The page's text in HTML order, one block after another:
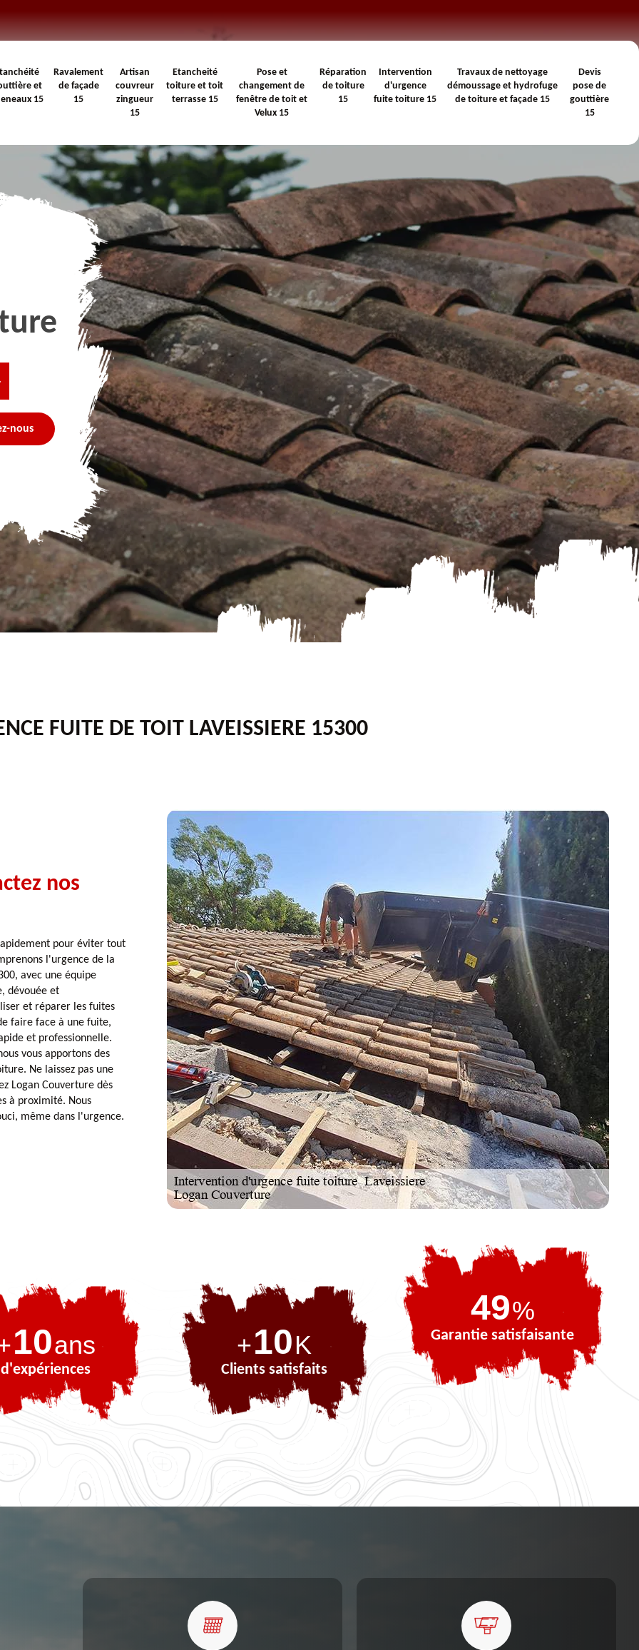
et
15
Ravalement
de façade
15
Artisan
couvreur
zingueur
15
Etancheité
toiture et toit
terrasse 15
Pose et
changement de
fenêtre de toit et
Velux 15
Réparation
de toiture
15
Intervention
d'urgence
fuite toiture 15
Travaux de nettoyage
démoussage et hydrofuge
de toiture et façade 15
Devis
pose de
gouttière
15
nous
FUITE DE TOIT LAVEISSIERE 15300
nos
pour éviter tout
l'urgence de la
avec une équipe
dévouée et
et réparer les fuites
faire face à une fuite,
et professionnelle.
vous apportons des
Ne laissez pas une
Logan Couverture dès
à proximité. Nous
même dans l'urgence.
10ans
d'expériences
+10K
Clients satisfaits
71%
Garantie satisfaisante